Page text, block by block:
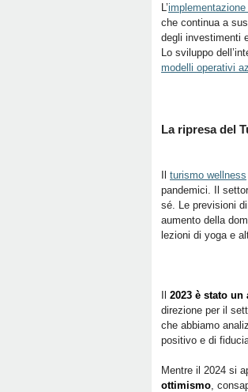
L’implementazione
che continua a
degli investimenti
Lo sviluppo
modelli operativi
La ripresa del
turismo wellness
pandemici. Il
sé. Le previsioni
aumento della
lezioni di yoga e
2023 è stato
direzione per il
che abbiamo
positivo e di
Mentre il 2024 si
ottimismo,